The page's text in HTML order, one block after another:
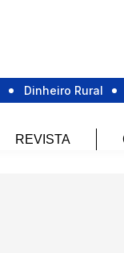
Dinheiro Rural
REVISTA